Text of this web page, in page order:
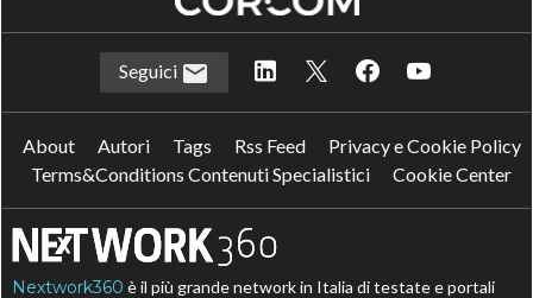
Seguici
About Autori Tags Rss Feed
Privacy e Cookie Policy
Terms&Conditions Contenuti Specialistici
Cookie Center
Nextwork360 è il più grande network in Italia di testate e portali